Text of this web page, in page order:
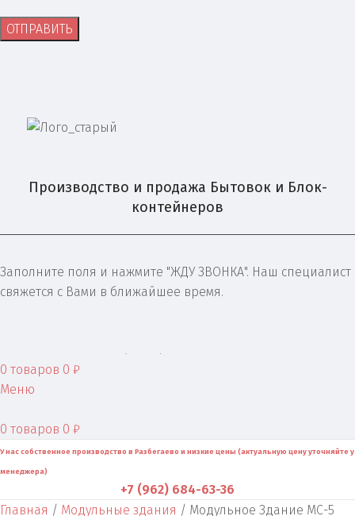
Производство и продажа Бытовок и Блок-
контейнеров
Заполните поля и нажмите "ЖДУ ЗВОНКА". Наш специалист
свяжется с Вами в ближайшее время.
0 товаров 0 ₽
Меню
0 товаров 0 ₽
У нас собственное производство в Разбегаево и низкие цены (актуальную цену уточняйте у
менеджера)
+7 (962) 684-63-36
Главная
Модульные здания
Модульное Здание МС-5